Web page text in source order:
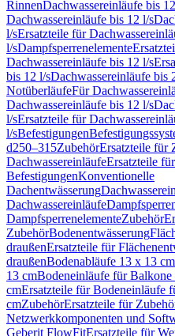
RinnenDachwassereinläufe bis
Dachwassereinläufe bis 12 l/s
l/sErsatzteile für
l/sDampfsperrenelemente
Dachwassereinläufe bis 12 l/s
bis 12 l/sDachwassereinläufe bis
NotüberläufeFür
Dachwassereinläufe bis 12 l/s
l/sErsatzteile für
l/sBefestigungen
d250–315ZubehörErsatzteile für
DachwassereinläufeErsatzteile
BefestigungenKonventionelle
Dachentwässerung
Dachwassereinläufe
DampfsperrenelementeZubehör
ZubehörBodenentwässerung
draußenErsatzteile für
draußenBodenabläufe 13 x 13 cm
13 cmBodeneinläufe für Balkone
cmErsatzteile für Bodeneinläufe
cmZubehörErsatzteile für
Netzwerkkomponenten und
Geberit FlowFitErsatzteile für